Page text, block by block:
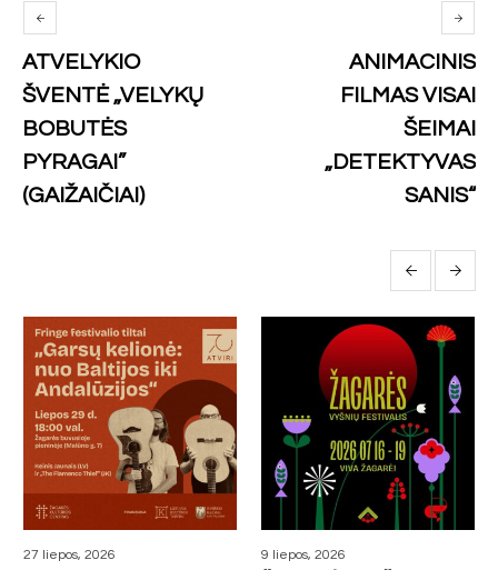
ATVELYKIO
ŠVENTĖ „VELYKŲ
BOBUTĖS
PYRAGAI”
(GAIŽAIČIAI)
ANIMACINIS
FILMAS VISAI
ŠEIMAI
„DETEKTYVAS
SANIS“
More projects
27 liepos, 2026 9 liepos, 2026